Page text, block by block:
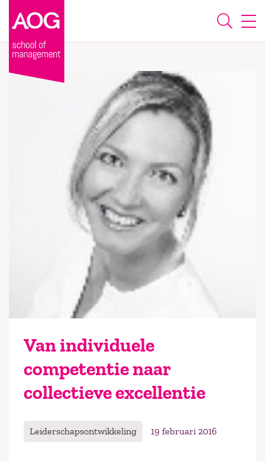
Van individuele
competentie naar
collectieve excellentie
Leiderschapsontwikkeling 19 februari 2016